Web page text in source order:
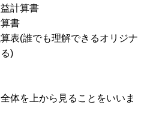
計算書
書
表(誰でも理解できるオリジナ
)
体を上から見ることをいいま